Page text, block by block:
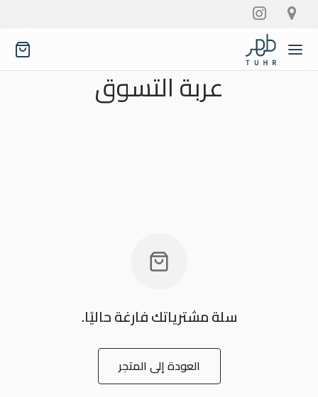
عربة التسوق
سلة مشترياتك فارغة حاليًا.
العودة إلى المتجر